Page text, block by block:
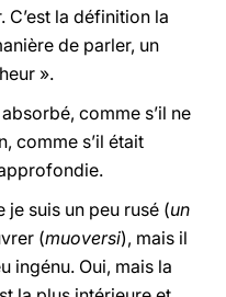
C’est la définition la
de parler, un
».
comme s’il ne
comme s’il était
je suis un peu rusé (un
(muoversi), mais il
ingénu. Oui, mais la